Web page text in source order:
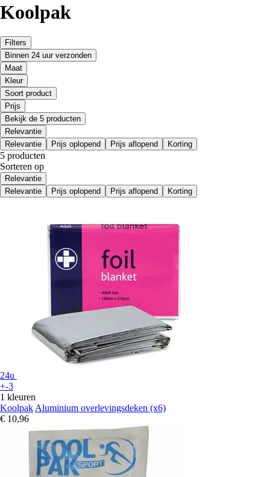
Koolpak
Filters
Binnen 24 uur verzonden
Maat
Kleur
Soort product
Prijs
Bekijk de 5 producten
Relevantie
Relevantie
Prijs oplopend Prijs aflopend Korting
5 producten
Sorteren op
Relevantie
Relevantie
Prijs oplopend Prijs aflopend Korting
24u
+-3
1 kleuren
Koolpak Aluminium overlevingsdeken (x6)
€ 10,96